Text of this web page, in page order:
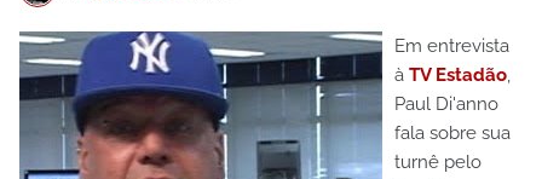
Em entrevista
à TV Estadão,
Paul Di'anno
fala sobre sua
turnê pelo